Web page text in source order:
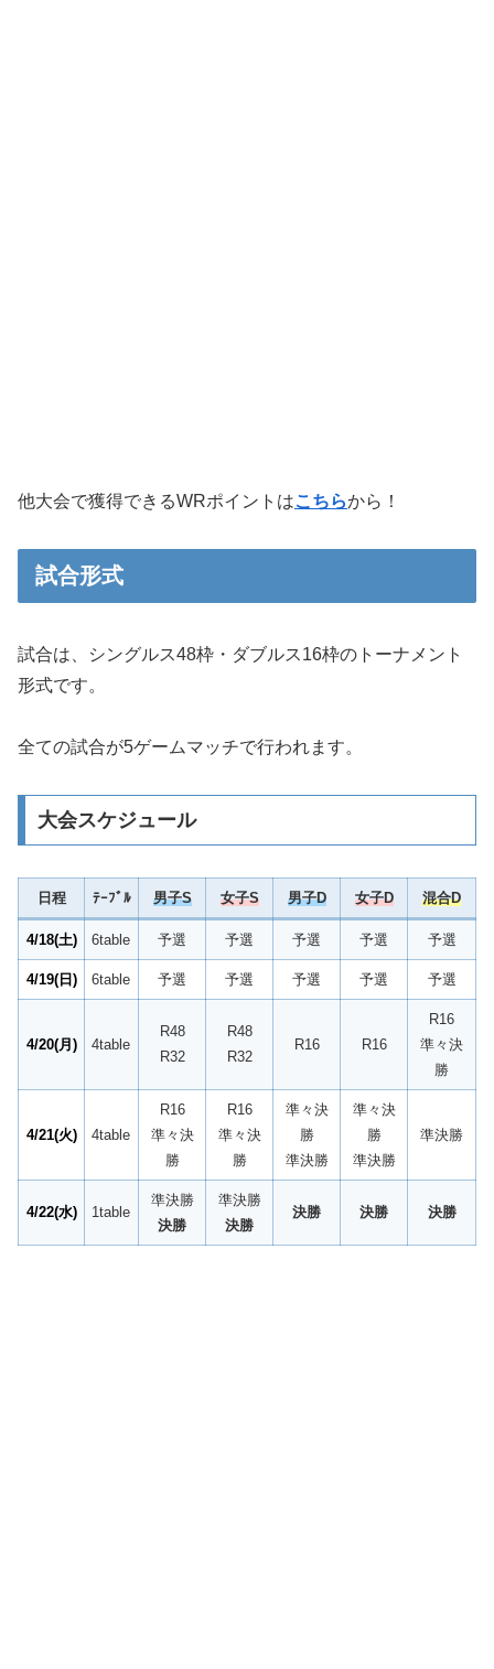
他大会で獲得できるWRポイントはこちらから！
試合形式
試合は、シングルス48枠・ダブルス16枠のトーナメント
形式です。
全ての試合が5ゲームマッチで行われます。
大会スケジュール
日程 ﾃｰﾌﾞﾙ 男子S 女子S 男子D 女子D 混合D
4/18(土) 6table 予選 予選 予選 予選 予選
4/19(日) 6table 予選 予選 予選 予選 予選
4/20(月 ) 4table
R48
R32
R48
R32
R16 R16
R16
準々決
勝
4/21(火) 4table
R16
準々決
勝
R16
準々決
勝
準々決
勝
準決勝
準々決
勝
準決勝
準決勝
4/22(水) 1table
準決勝
決勝
準決勝
決勝
決勝 決勝 決勝